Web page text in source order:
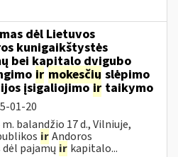
dėl Lietuvos
kunigaikštystės
bei kapitalo dvigubo
ir mokesčių slėpimo
įsigaliojimoir taikymo
01-20
balandžio 17 d., Vilniuje,
irAndoros
pajamų ir kapitalo...